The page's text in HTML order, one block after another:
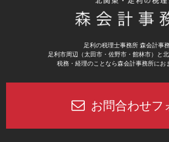
足利の税理士事務所 森会計事務
足利市周辺（太田市・佐野市・館林市）と北
税務・経理のことなら森会計事務所にお
お問合わせフ